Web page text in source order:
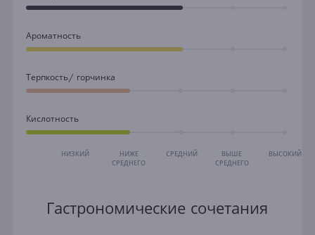
Ароматность
Терпкость/ горчинка
Кислотность
НИЗКИЙ
НИЖЕ
СРЕДНЕГО
СРЕДНИЙ
ВЫШЕ
СРЕДНЕГО
ВЫСОКИЙ
Гастрономические сочетания